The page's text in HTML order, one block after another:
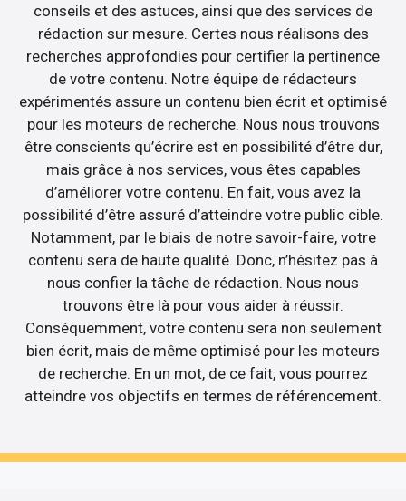
conseils et des astuces, ainsi que des services de
rédaction sur mesure. Certes nous réalisons des
recherches approfondies pour certifier la pertinence
de votre contenu. Notre équipe de rédacteurs
expérimentés assure un contenu bien écrit et optimisé
pour les moteurs de recherche. Nous nous trouvons
être conscients qu’écrire est en possibilité d’être dur,
mais grâce à nos services, vous êtes capables
d’améliorer votre contenu. En fait, vous avez la
possibilité d’être assuré d’atteindre votre public cible.
Notamment, par le biais de notre savoir-faire, votre
contenu sera de haute qualité. Donc, n’hésitez pas à
nous confier la tâche de rédaction. Nous nous
trouvons être là pour vous aider à réussir.
Conséquemment, votre contenu sera non seulement
bien écrit, mais de même optimisé pour les moteurs
de recherche. En un mot, de ce fait, vous pourrez
atteindre vos objectifs en termes de référencement.